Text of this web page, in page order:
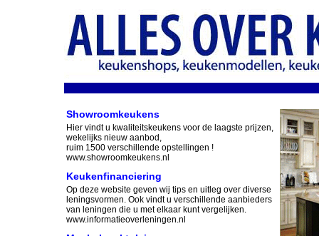
Showroomkeukens
Hier vindt u kwaliteitskeukens voor de laagste prijzen,
wekelijks nieuw aanbod,
ruim 1500 verschillende opstellingen !
www.showroomkeukens.nl
Keukenfinanciering
Op deze website geven wij tips en uitleg over diverse
leningsvormen. Ook vindt u verschillende aanbieders
van leningen die u met elkaar kunt vergelijken.
www.informatieoverleningen.nl